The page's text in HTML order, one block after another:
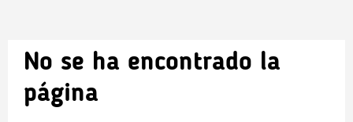
No se ha encontrado la
página